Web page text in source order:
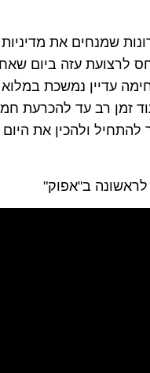
שמנחים את מדיניות
לרצועת עזה ביום
עדיין נמשכת
זמן רב עד להכרעת
להתחיל ולהכין את
ב"אפוק"